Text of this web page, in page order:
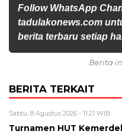
Follow WhatsApp
tadulakonews.com
berita terbaru setiap
Berita
BERITA TERKAIT
Sabtu, 8 Agustus 2026 - 11:21 WIB
Turnamen HUT